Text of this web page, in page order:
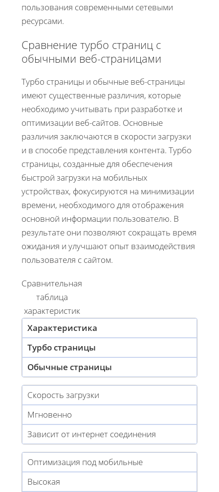
пользования современными сетевыми
ресурсами.
Сравнение турбо страниц с
обычными веб-страницами
Турбо страницы и обычные веб-страницы
имеют существенные различия, которые
необходимо учитывать при разработке и
оптимизации веб-сайтов. Основные
различия заключаются в скорости загрузки
и в способе представления контента. Турбо
страницы, созданные для обеспечения
быстрой загрузки на мобильных
устройствах, фокусируются на минимизации
времени, необходимого для отображения
основной информации пользователю. В
результате они позволяют сокращать время
ожидания и улучшают опыт взаимодействия
пользователя с сайтом.
Сравнительная
таблица
характеристик
Характеристика
Турбо страницы
Обычные страницы
Скорость загрузки
Мгновенно
Зависит от интернет соединения
Оптимизация под мобильные
Высокая